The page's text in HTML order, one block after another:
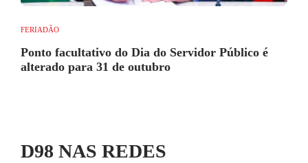
FERIADÃO
Ponto facultativo do Dia do Servidor Público é
alterado para 31 de outubro
D98 NAS REDES